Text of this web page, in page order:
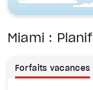
Miami :
Forfaits vacances